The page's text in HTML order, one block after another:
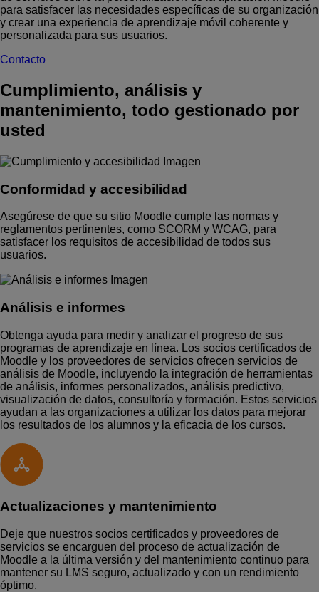
para satisfacer las necesidades específicas de su organización
y crear una experiencia de aprendizaje móvil coherente y
personalizada para sus usuarios.
Contacto
Cumplimiento, análisis y
mantenimiento, todo gestionado por
usted
Conformidad y accesibilidad
Asegúrese de que su sitio Moodle cumple las normas y
reglamentos pertinentes, como SCORM y WCAG, para
satisfacer los requisitos de accesibilidad de todos sus
usuarios.
Análisis e informes
Obtenga ayuda para medir y analizar el progreso de sus
programas de aprendizaje en línea. Los socios certificados de
Moodle y los proveedores de servicios ofrecen servicios de
análisis de Moodle, incluyendo la integración de herramientas
de análisis, informes personalizados, análisis predictivo,
visualización de datos, consultoría y formación. Estos servicios
ayudan a las organizaciones a utilizar los datos para mejorar
los resultados de los alumnos y la eficacia de los cursos.
Actualizaciones y mantenimiento
Deje que nuestros socios certificados y proveedores de
servicios se encarguen del proceso de actualización de
Moodle a la última versión y del mantenimiento continuo para
mantener su LMS seguro, actualizado y con un rendimiento
óptimo.